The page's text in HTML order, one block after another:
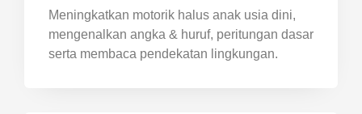
Meningkatkan motorik halus anak usia dini,
mengenalkan angka & huruf, peritungan dasar
serta membaca pendekatan lingkungan.